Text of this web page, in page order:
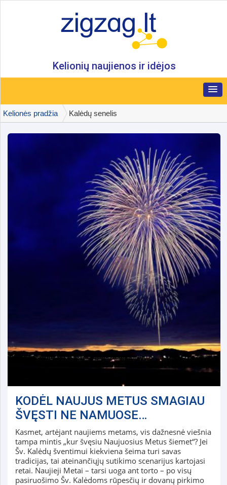
Kelionių naujienos ir idėjos
Kelionės pradžia Kalėdų senelis
KODĖL NAUJUS METUS SMAGIAU
ŠVĘSTI NE NAMUOSE…
Kasmet, artėjant naujiems metams, vis dažnesnė viešnia
tampa mintis „kur švęsiu Naujuosius Metus šiemet“? Jei
Šv. Kalėdų šventimui kiekviena šeima turi savas
tradicijas, tai ateinančiųjų sutikimo scenarijus kartojasi
retai. Naujieji Metai – tarsi uoga ant torto – po visų
pasiruošimo Šv. Kalėdoms rūpesčių ir dovanų pirkimo